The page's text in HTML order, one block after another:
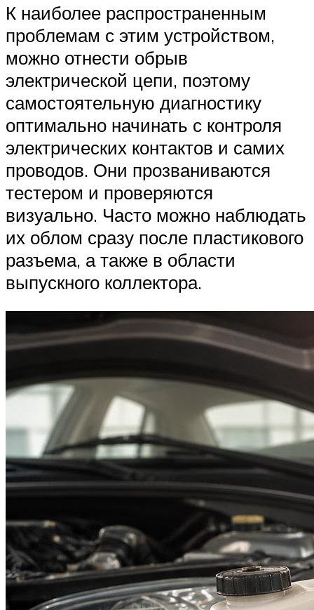
К наиболее распространенным
проблемам с этим устройством,
можно отнести обрыв
электрической цепи, поэтому
самостоятельную диагностику
оптимально начинать с контроля
электрических контактов и самих
проводов. Они прозваниваются
тестером и проверяются
визуально. Часто можно наблюдать
их облом сразу после пластикового
разъема, а также в области
выпускного коллектора.